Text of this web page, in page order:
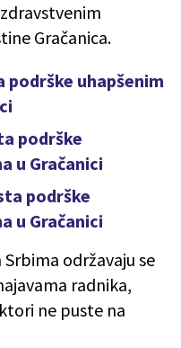
Gračanica.
uhapšenim
podrške
u Gračanici
podrške
u Gračanici
održavaju se
radnika,
ne puste na